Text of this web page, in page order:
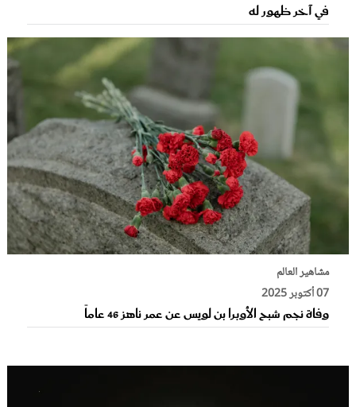
في آخر ظهور له
مشاهير العالم
07 أكتوبر 2025
وفاة نجم شبح الأوبرا بن لويس عن عمر ناهز 46 عاماً